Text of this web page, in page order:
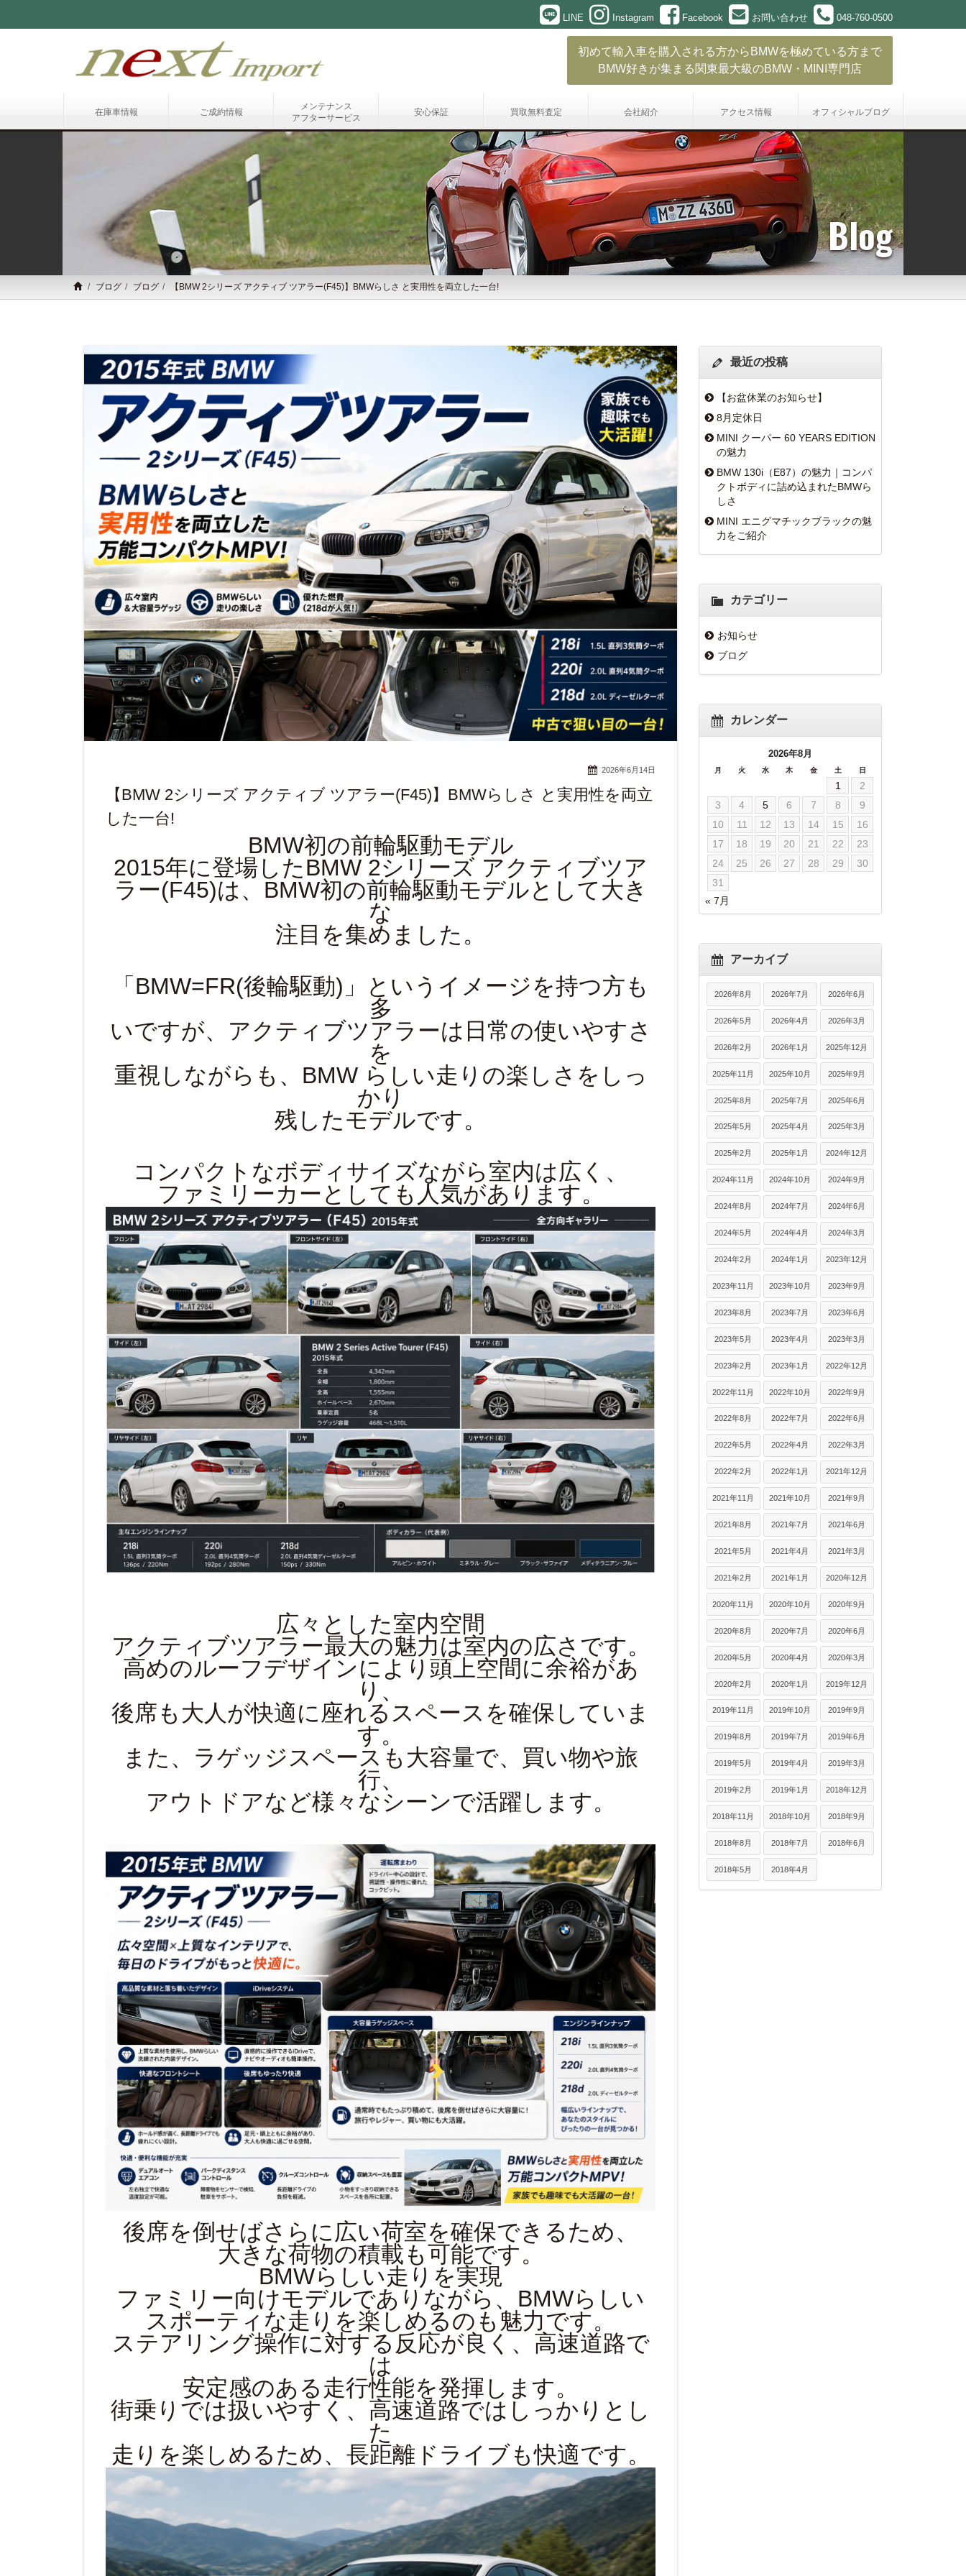
LINE Instagram Facebook お問い合わせ 048-760-0500
初めて輸入車を購入される方からBMWを極めている方まで
BMW好きが集まる関東最大級のBMW・MINI専門店
在庫車情報 ご成約情報
メンテナンス
アフターサービス
安心保証 買取無料査定 会社紹介 アクセス情報 オフィシャルブログ
Blog
ブログ ブログ 【BMW 2シリーズ アクティブ ツアラー(F45)】BMWらしさ と実用性を両立した一台!
2026年6月14日
【BMW 2シリーズ アクティブ ツアラー(F45)】BMWらしさ と実用性を両立
した一台!
BMW初の前輪駆動モデル
2015年に登場したBMW 2シリーズ アクティブツア
ラー(F45)は、BMW初の前輪駆動モデルとして大き
な
注目を集めました。
「BMW=FR(後輪駆動)」というイメージを持つ方も
多
いですが、アクティブツアラーは日常の使いやすさ
を
重視しながらも、BMW らしい走りの楽しさをしっ
かり
残したモデルです。
コンパクトなボディサイズながら室内は広く、
ファミリーカーとしても人気があります。
広々とした室内空間
アクティブツアラー最大の魅力は室内の広さです。
高めのルーフデザインにより頭上空間に余裕があ
り、
後席も大人が快適に座れるスペースを確保していま
す。
また、ラゲッジスペースも大容量で、買い物や旅
行、
アウトドアなど様々なシーンで活躍します。
後席を倒せばさらに広い荷室を確保できるため、
大きな荷物の積載も可能です。
BMWらしい走りを実現
ファミリー向けモデルでありながら、BMWらしい
スポーティな走りを楽しめるのも魅力です。
ステアリング操作に対する反応が良く、高速道路で
は
安定感のある走行性能を発揮します。
街乗りでは扱いやすく、高速道路ではしっかりとし
た
走りを楽しめるため、長距離ドライブも快適です。
最近の投稿
【お盆休業のお知らせ】
8月定休日
MINI クーパー 60 YEARS EDITION
の魅力
BMW 130i（E87）の魅力｜コンパ
クトボディに詰め込まれたBMWら
しさ
MINI エニグマチックブラックの魅
力をご紹介
カテゴリー
お知らせ
ブログ
カレンダー
2026年8月
月 火 水 木 金 土 日
1
2
3
4 5 6 7 8
9
10
11 12 13 14 15
16
17
18 19 20 21 22
23
24
25 26 27 28 29
30
31
« 7月
アーカイブ
2026年8月 2026年7月 2026年6月
2026年5月 2026年4月 2026年3月
2026年2月 2026年1月 2025年12月
2025年11月 2025年10月 2025年9月
2025年8月 2025年7月 2025年6月
2025年5月 2025年4月 2025年3月
2025年2月 2025年1月 2024年12月
2024年11月 2024年10月 2024年9月
2024年8月 2024年7月 2024年6月
2024年5月 2024年4月 2024年3月
2024年2月 2024年1月 2023年12月
2023年11月 2023年10月 2023年9月
2023年8月 2023年7月 2023年6月
2023年5月 2023年4月 2023年3月
2023年2月 2023年1月 2022年12月
2022年11月 2022年10月 2022年9月
2022年8月 2022年7月 2022年6月
2022年5月 2022年4月 2022年3月
2022年2月 2022年1月 2021年12月
2021年11月 2021年10月 2021年9月
2021年8月 2021年7月 2021年6月
2021年5月 2021年4月 2021年3月
2021年2月 2021年1月 2020年12月
2020年11月 2020年10月 2020年9月
2020年8月 2020年7月 2020年6月
2020年5月 2020年4月 2020年3月
2020年2月 2020年1月 2019年12月
2019年11月 2019年10月 2019年9月
2019年8月 2019年7月 2019年6月
2019年5月 2019年4月 2019年3月
2019年2月 2019年1月 2018年12月
2018年11月 2018年10月 2018年9月
2018年8月 2018年7月 2018年6月
2018年5月 2018年4月